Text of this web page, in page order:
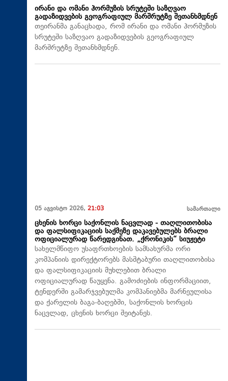
ირანი და ომანი ჰორმუზის სრუტეში საზღვაო
გადაზიდვების გეოგრაფიულ მარშრუტზე შეთანხმდნენ
თეირანმა განაცხადა, რომ ირანი და ომანი ჰორმუზის
სრუტეში საზღვაო გადაზიდვების გეოგრაფიულ
მარშრუტზე შეთანხმდნენ.
05 აგვისტო 2026, 21:03 სამართალი
ცხენის ხორცი საქონლის ნაცვლად - თაღლითობისა
და ფალსიფიკაციის საქმეზე დაკავებულებს ბრალი
ოფიციალურად წარედგინათ. „ქრონიკის“ სიუჟეტი
სახელმწიფო უსაფრთხოების სამსახურმა ორი
კომპანიის დირექტორებს მასშტაბური თაღლითობისა
და ფალსიფიკაციის მუხლებით ბრალი
ოფიციალურად წაუყენა. გამოძიების ინფორმაციით,
ტენდერში გამარჯვებულმა კომპანიებმა მარნეულისა
და ქარელის ბაგა-ბაღებში, საქონლის ხორცის
ნაცვლად, ცხენის ხორცი შეიტანეს.